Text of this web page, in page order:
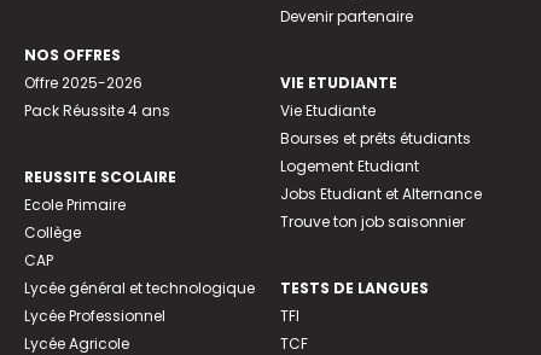
NOS OFFRES
Offre 2025-2026
Pack Réussite 4 ans
REUSSITE SCOLAIRE
Ecole Primaire
Collège
CAP
Lycée général et technologique
Lycée Professionnel
Lycée Agricole
Devenir partenaire
VIE ETUDIANTE
Vie Etudiante
Bourses et prêts étudiants
Logement Etudiant
Jobs Etudiant et Alternance
Trouve ton job saisonnier
TESTS DE LANGUES
TFI
TCF